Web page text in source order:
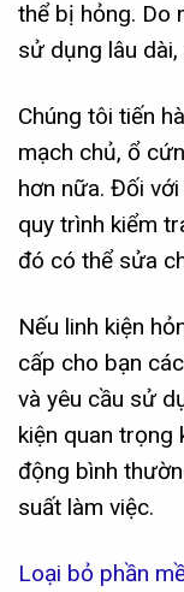
thể bị hỏng. Do
sử dụng lâu
Chúng tôi tiến
mạch chủ, ổ
hơn nữa. Đối
quy trình kiểm
đó có thể sửa
Nếu linh kiện
cấp cho bạn
và yêu cầu sử
kiện quan trọng
động bình
suất làm việc.
Loại bỏ phần